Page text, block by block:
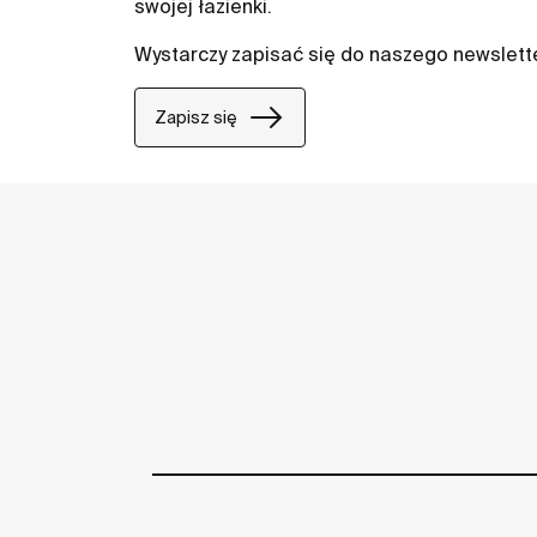
swojej łazienki.
Wystarczy zapisać się do naszego
Zapisz się